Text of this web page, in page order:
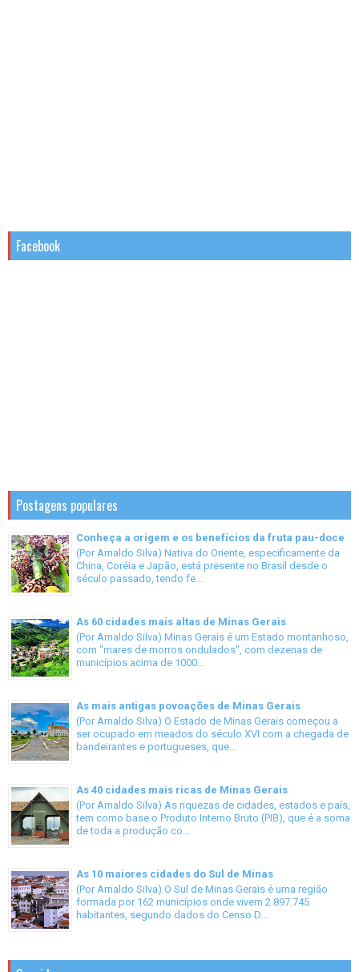
Facebook
Postagens populares
Conheça a origem e os benefícios da fruta pau-doce
(Por Arnaldo Silva) Nativa do Oriente, especificamente da
China, Coréia e Japão, está presente no Brasil desde o
século passado, tendo fe...
As 60 cidades mais altas de Minas Gerais
(Por Arnaldo Silva) Minas Gerais é um Estado montanhoso,
com "mares de morros ondulados", com dezenas de
municípios acima de 1000...
As mais antigas povoações de Minas Gerais
(Por Arnaldo Silva) O Estado de Minas Gerais começou a
ser ocupado em meados do século XVI com a chegada de
bandeirantes e portugueses, que...
As 40 cidades mais ricas de Minas Gerais
(Por Arnaldo Silva) As riquezas de cidades, estados e país,
tem como base o Produto Interno Bruto (PIB), que é a soma
de toda a produção co...
As 10 maiores cidades do Sul de Minas
(Por Arnaldo Silva) O Sul de Minas Gerais é uma região
formada por 162 municípios onde vivem 2.897.745
habitantes, segundo dados do Censo D...